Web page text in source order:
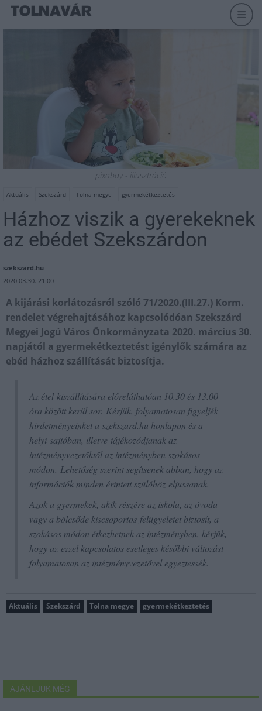
pixabay - illusztráció
Aktuális Szekszárd Tolna megye gyermekétkeztetés
Házhoz viszik a gyerekeknek
az ebédet Szekszárdon
szekszard.hu
2020.03.30. 21:00
A kijárási korlátozásról szóló 71/2020.(III.27.) Korm.
rendelet végrehajtásához kapcsolódóan Szekszárd
Megyei Jogú Város Önkormányzata 2020. március 30.
napjától a gyermekétkeztetést igénylők számára az
ebéd házhoz szállítását biztosítja.
Az étel kiszállítására előreláthatóan 10.30 és 13.00
óra között kerül sor. Kérjük, folyamatosan figyeljék
hirdetményeinket a szekszard.hu honlapon és a
helyi sajtóban, illetve tájékozódjanak az
intézményvezetőktől az intézményben szokásos
módon. Lehetőség szerint segítsenek abban, hogy az
információk minden érintett szülőhöz eljussanak.
Azok a gyermekek, akik részére az iskola, az óvoda
vagy a bölcsőde kiscsoportos felügyeletet biztosít, a
szokásos módon étkezhetnek az intézményben, kérjük,
hogy az ezzel kapcsolatos esetleges későbbi változást
folyamatosan az intézményvezetővel egyeztessék.
Aktuális Szekszárd Tolna megye gyermekétkeztetés
AJÁNLJUK MÉG